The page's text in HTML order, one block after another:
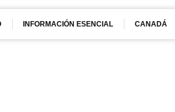
INFORMACIÓN ESENCIAL CANADÁ